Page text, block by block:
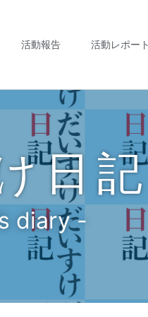
活動報告 活動レポー
日
diary -